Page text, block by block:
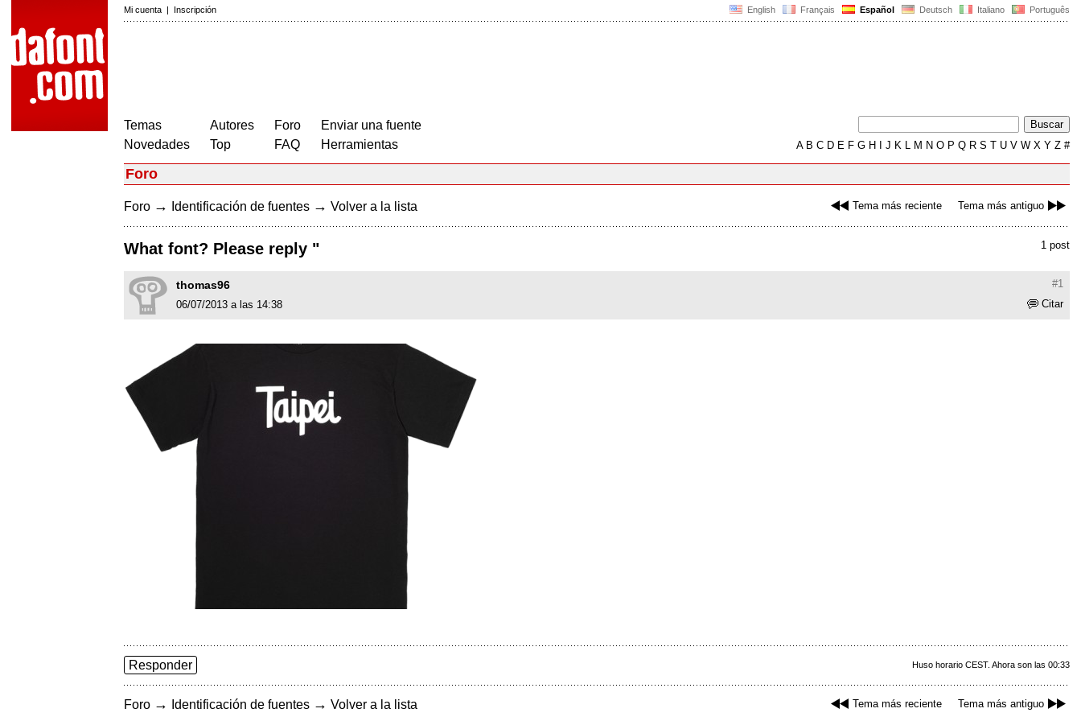
English Français Español Deutsch Italiano Português
Mi cuenta | Inscripción
Temas
Novedades
Autores
Top
Foro
FAQ
Enviar una fuente
Herramientas
AB C D E F G H J K L M N O P Q R S T U V W X Y Z #
Foro
Tema más reciente Tema más antiguo
Foro → Identificación de fuentes → Volver a la lista
1 post
What font? Please reply "
#1
thomas96
Citar
06/07/2013 a las 14:38
Huso horario CEST. Ahora son las 00:33
Responder
Tema más reciente Tema más antiguo
Foro → Identificación de fuentes → Volver a la lista